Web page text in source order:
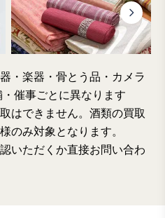
・楽器・骨とう品・カメラ
催事ごとに異なります
はできません。酒類の買取
のみ対象となります。
いただくか直接お問い合わ